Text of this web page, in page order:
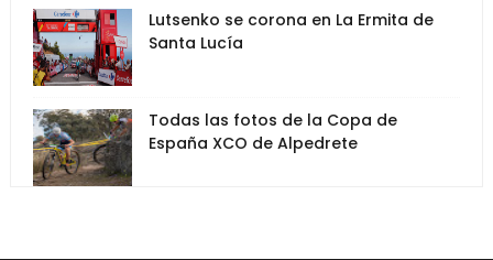
Lutsenko se corona en La Ermita de
Santa Lucía
Todas las fotos de la Copa de
España XCO de Alpedrete